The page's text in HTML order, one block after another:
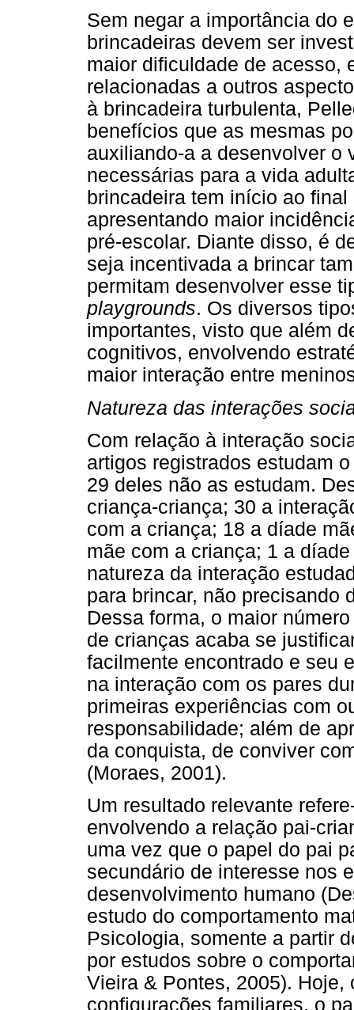
Sem negar a importância do
brincadeiras devem ser
maior dificuldade de acesso,
relacionadas a outros
à brincadeira turbulenta,
benefícios que as mesmas
auxiliando-a a desenvolver o
necessárias para a vida
brincadeira tem início ao
apresentando maior
pré-escolar. Diante disso, é
seja incentivada a brincar
permitam desenvolver esse
playgrounds. Os diversos
importantes, visto que além
cognitivos, envolvendo
maior interação entre
Natureza das interações
Com relação à interação
artigos registrados estudam
29 deles não as estudam.
criança-criança; 30 a
com a criança; 18 a díade
mãe com a criança; 1 a
natureza da interação
para brincar, não precisando
Dessa forma, o maior
de crianças acaba se
facilmente encontrado e seu
na interação com os pares
primeiras experiências com
responsabilidade; além de
da conquista, de conviver
(Moraes, 2001).
Um resultado relevante
envolvendo a relação pai-
uma vez que o papel do pai
secundário de interesse nos
desenvolvimento humano
estudo do comportamento
Psicologia, somente a partir
por estudos sobre o
Vieira & Pontes, 2005).
configurações familiares, o